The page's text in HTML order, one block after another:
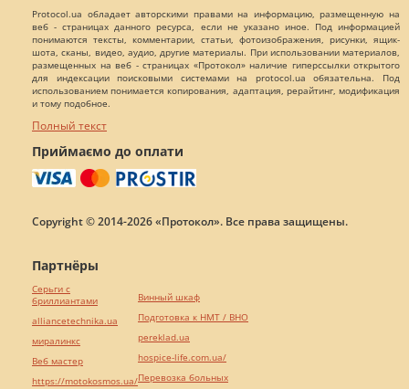
Protocol.ua обладает авторскими правами на информацию, размещенную на
веб - страницах данного ресурса, если не указано иное. Под информацией
понимаются тексты, комментарии, статьи, фотоизображения, рисунки, ящик-
шота, сканы, видео, аудио, другие материалы. При использовании материалов,
размещенных на веб - страницах «Протокол» наличие гиперссылки открытого
для индексации поисковыми системами на protocol.ua обязательна. Под
использованием понимается копирования, адаптация, рерайтинг, модификация
и тому подобное.
Полный текст
Приймаємо до оплати
Copyright © 2014-2026 «Протокол». Все права защищены.
Партнёры
Серьги с
бриллиантами
alliancetechnika.ua
миралинкс
Веб мастер
https://motokosmos.ua/
Винный шкаф
Подготовка к НМТ / ВНО
pereklad.ua
hospice-life.com.ua/
Перевозка больных